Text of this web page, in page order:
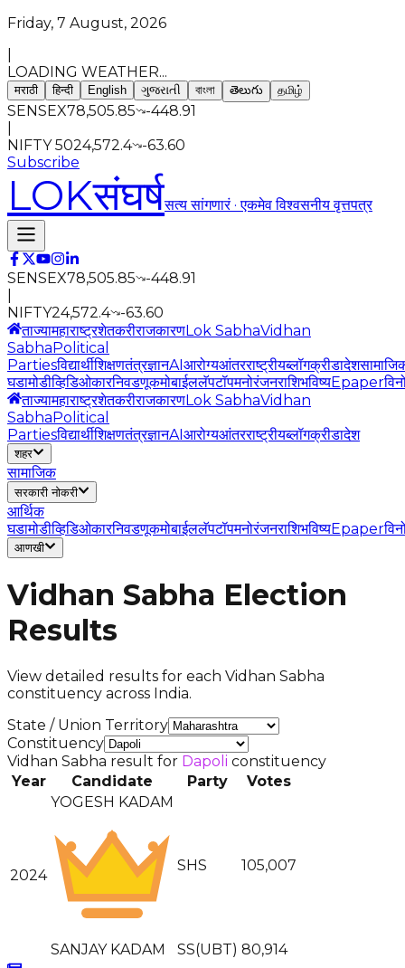
Friday, 7 August, 2026
LOADING WEATHER...
मराठी हिन्दी English ગુજરાતી বাংলা తెలుగు தமிழ்
SENSEX78,505.85
-448.91
NIFTY 5024,572.4
-63.60
Subscribe
LOKसंघर्षसत्य सांगणारं · एकमेव विश्वसनीय वृत्तपत्र
SENSEX78,505.85
-448.91
NIFTY24,572.4
-63.60
ताज्यामहाराष्ट्रशेतकरीराजकारणLok SabhaVidhan
SabhaPolitical
Partiesविद्यार्थीशिक्षणतंत्रज्ञानAIआरोग्यआंतरराष्ट्रीयब्लॉगक्रीडादेश
घडामोडीव्हिडिओकारनिवडणूकमोबाईललॅपटॉपमनोरंजनराशिभविष्यEpaper
ताज्यामहाराष्ट्रशेतकरीराजकारणLok SabhaVidhan
SabhaPolitical
Partiesविद्यार्थीशिक्षणतंत्रज्ञानAIआरोग्यआंतरराष्ट्रीयब्लॉगक्रीडादेश
शहर
सामाजिक
सरकारी नोकरी
आर्थिक
घडामोडीव्हिडिओकारनिवडणूकमोबाईललॅपटॉपमनोरंजनराशिभविष्यEpaper
आणखी
Vidhan Sabha Election
Results
View detailed results for each Vidhan Sabha
constituency across India.
State / Union Territory
Constituency
Vidhan Sabha result for Dapoli constituency
Year
Candidate Party Votes
2024
YOGESH KADAM
SHS 105,007
SANJAY KADAM SS(UBT) 80,914